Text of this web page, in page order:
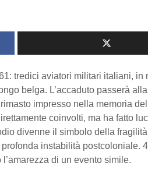
tredici aviatori militari italiani, in
belga. L’accaduto passerà
impresso nella memoria
coinvolti, ma ha fatto
divenne il simbolo della
instabilità postcoloniale.
di un evento simile.